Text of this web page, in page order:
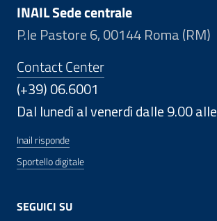
INAIL Sede centrale
P.le Pastore 6, 00144 Roma (RM)
Contact Center
(+39) 06.6001
Dal lunedì al venerdì dalle 9.00
Inail risponde
Sportello digitale
SEGUICI SU